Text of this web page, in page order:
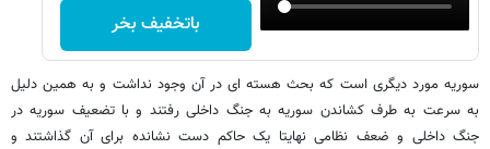
باتخفیف بخر
سوریه مورد دیگری است که بحث هسته ای در آن وجود نداشت و به همین دلیل
به سرعت به طرف کشاندن سوریه به جنگ داخلی رفتند و با تضعیف سوریه در
جنگ داخلی و ضعف نظامی نهایتا یک حاکم دست نشانده برای آن گذاشتند و